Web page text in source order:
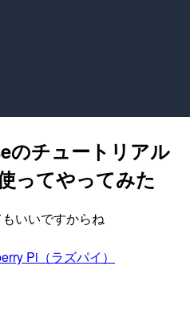
のチュートリアル
ってやってみた
いいですからね
Pi（ラズパイ）